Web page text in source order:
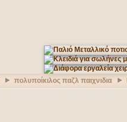
πολυποίκιλος παζλ παιχνιδια